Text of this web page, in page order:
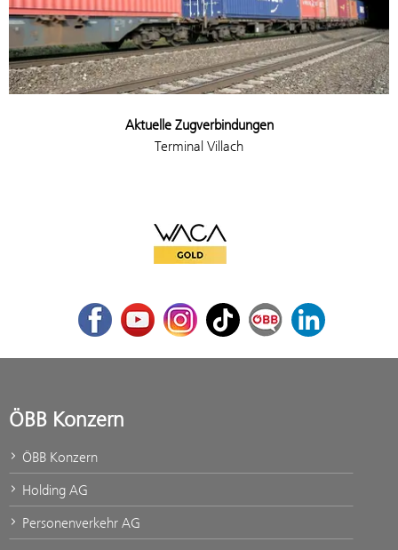
Aktuelle Zugverbindungen
Terminal Villach
WACA Gold
FacebookYoutubeInstagram
TikTok ÖBB Corporate Blog
LinkedIn
ÖBB Konzern
ÖBB Konzern
Holding AG
Personenverkehr AG